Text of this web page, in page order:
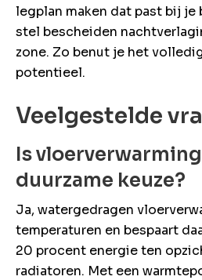
legplan maken dat past bij je
stel bescheiden
zone. Zo benut je het
potentieel.
Veelgestelde
Is
duurzame keuze?
Ja, watergedragen
temperaturen en bespaart
20 procent energie ten
radiatoren. Met een